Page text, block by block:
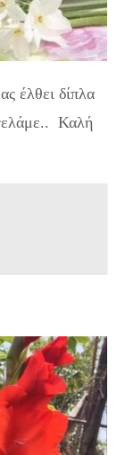
έλθει δίπλα
Καλή